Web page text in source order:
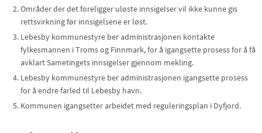
Områder der det foreligger uløste innsigelser vil ikke kunne gis
rettsvirkning før innsigelsene er løst.
Lebesby kommunestyre ber administrasjonen kontakte
fylkesmannen i Troms og Finnmark, for å igangsette prosess for å få
avklart Sametingets innsigelser gjennom mekling.
Lebesby kommunestyre ber administrasjonen igangsette prosess
for å endre farled til Lebesby havn.
Kommunen igangsetter arbeidet med reguleringsplan i Dyfjord.